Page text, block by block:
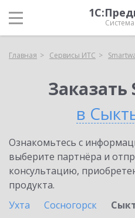
Главная Сервисы ИТС
в
Ознакомьтесь с
выберите партнёра и
консультацию,
продукта.
Ухта
Сосногорск